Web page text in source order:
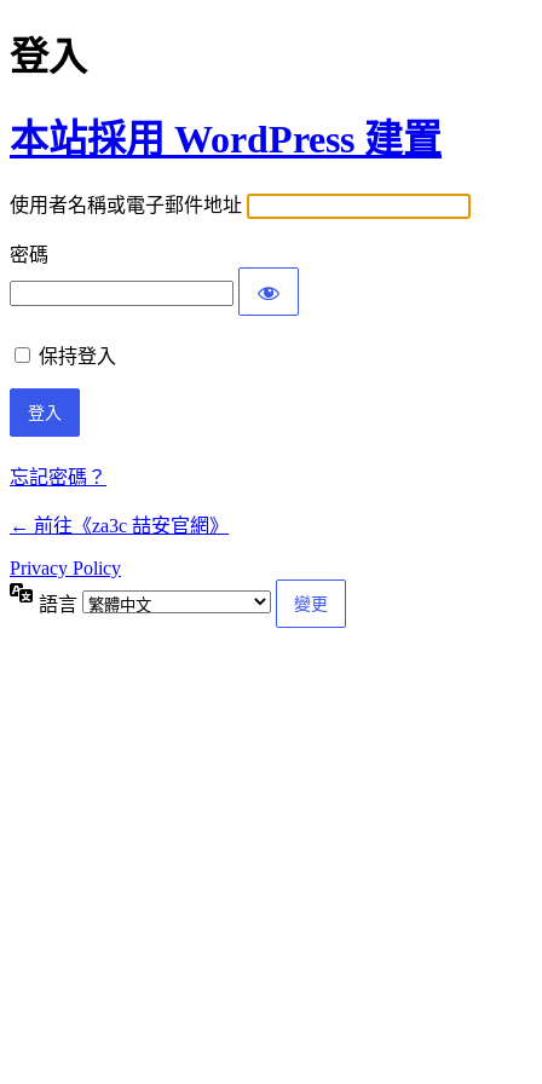
登入
本站採用 WordPress 建置
使用者名稱或電子郵件地址
密碼
保持登入
忘記密碼？
← 前往《za3c 喆安官網》
Privacy Policy
語言